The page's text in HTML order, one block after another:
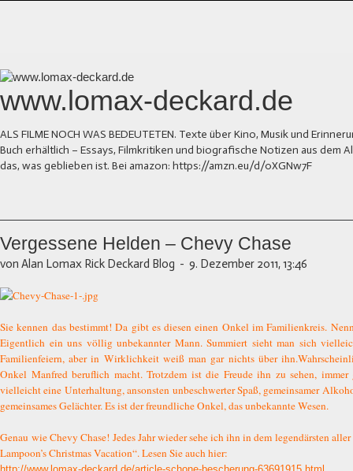
www.lomax-deckard.de
ALS FILME NOCH WAS BEDEUTETEN. Texte über Kino, Musik und
Buch erhältlich – Essays, Filmkritiken und biografische Notizen aus dem
das, was geblieben ist. Bei amazon: https://amzn.eu/d/0XGNw7F
Vergessene Helden – Chevy Chase
von Alan Lomax Rick Deckard Blog - 9. Dezember 2011, 13:46
Sie kennen das bestimmt! Da gibt es diesen einen Onkel im Familienkreis.
Eigentlich ein uns völlig unbekannter Mann. Summiert sieht man sich
Familienfeiern, aber in Wirklichkeit weiß man gar nichts über
Onkel Manfred beruflich macht. Trotzdem ist die Freude ihn zu sehen,
vielleicht eine Unterhaltung, ansonsten unbeschwerter Spaß, gemeinsamer
gemeinsames Gelächter. Es ist der freundliche Onkel, das unbekannte Wesen.
Genau wie Chevy Chase! Jedes Jahr wieder sehe ich ihn in dem legendärsten
Lampoon’s Christmas Vacation“. Lesen Sie auch hier: